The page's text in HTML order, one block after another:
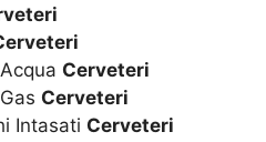
Cerveteri
Cerveteri
Intasati Cerveteri